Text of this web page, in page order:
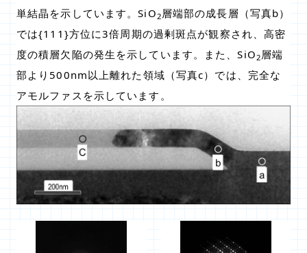
単結晶を示しています。SiO 2層端部の成長層（写真b）
では{111}方位に3倍周期の過剰斑点が観察され、高密
度の積層欠陥の発生を示しています。また、SiO 2層端
部より500nm以上離れた領域（写真c）では、完全な
アモルファスを示しています。